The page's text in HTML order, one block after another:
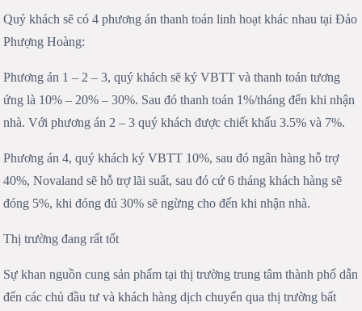
Quý khách sẽ có 4 phương án thanh toán linh hoạt khác nhau tại Đảo
Phượng Hoàng:
Phương án 1 – 2 – 3, quý khách sẽ ký VBTT và thanh toán tương
ứng là 10% – 20% – 30%. Sau đó thanh toán 1%/tháng đến khi nhận
nhà. Với phương án 2 – 3 quý khách được chiết khấu 3.5% và 7%.
Phương án 4, quý khách ký VBTT 10%, sau đó ngân hàng hỗ trợ
40%, Novaland sẽ hỗ trợ lãi suất, sau đó cứ 6 tháng khách hàng sẽ
đóng 5%, khi đóng đủ 30% sẽ ngừng cho đến khi nhận nhà.
Thị trường đang rất tốt
Sự khan nguồn cung sản phẩm tại thị trường trung tâm thành phố dẫn
đến các chủ đầu tư và khách hàng dịch chuyển qua thị trường bất